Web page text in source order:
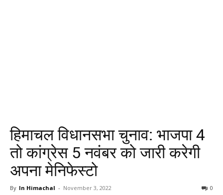
हिमाचल विधानसभा चुनाव: भाजपा 4
तो कांग्रेस 5 नवंबर को जारी करेगी
अपना मेनिफेस्टो
By In Himachal - November 3, 2022 0